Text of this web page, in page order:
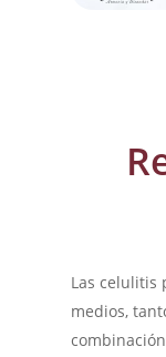
Las celulitis
medios,